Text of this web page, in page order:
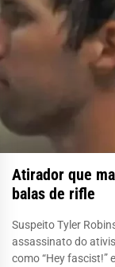
Atirador que
balas de rifle
Suspeito Tyler
assassinato do
como “Hey fascist!”